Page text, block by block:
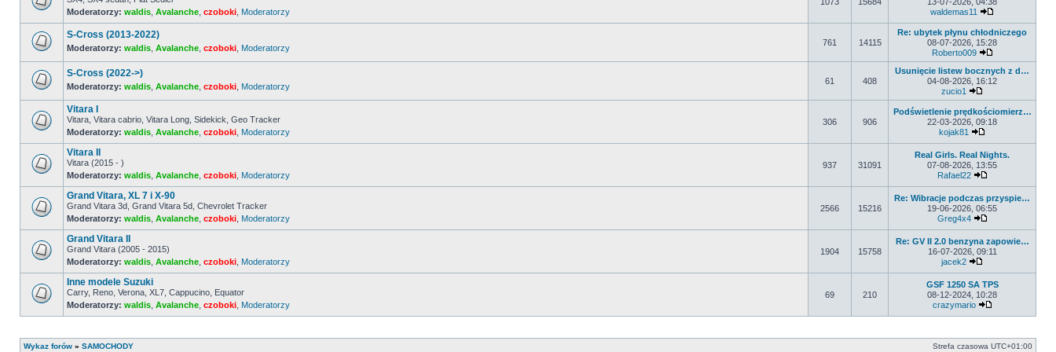
Nie
ma
nieprzeczytanych
postów
Moderatorzy: waldis Avalanche czoboki Moderatorzy
waldemas11
ma
nieprzeczytanych
S-Cross (2013-2022)
Moderatorzy: waldis Avalanche czoboki Moderatorzy
761 14115
Re: ubytek płynu chłodniczego
08-07-2026, 15:28
Roberto009
Wyświetl
ma
nieprzeczytanych
postów
S-Cross (2022->)
Moderatorzy: waldis Avalanche czoboki Moderatorzy
61 408
Usunięcie listew bocznych z d…
04-08-2026, 16:12
zucio1
Wyświetl
Nie
ma
nieprzeczytanych
postów
Vitara I
Vitara, Vitara cabrio, Vitara Long, Sidekick, Geo Tracker
Moderatorzy: waldis Avalanche czoboki Moderatorzy
306 906
Podświetlenie prędkościomierz…
22-03-2026, 09:18
kojak81
Nie
ma
nieprzeczytanych
postów
Vitara II
Vitara (2015 - )
Moderatorzy: waldis Avalanche czoboki Moderatorzy
937 31091
Real Girls. Real Nights.
07-08-2026, 13:55
Rafael22
Nie
ma
nieprzeczytanych
postów
Grand Vitara, XL 7 i X-90
Grand Vitara 3d, Grand Vitara 5d, Chevrolet Tracker
Moderatorzy: waldis Avalanche czoboki Moderatorzy
2566 15216
Re: Wibracje podczas przyspie…
19-06-2026, 06:55
Greg4x4
Nie
ma
nieprzeczytanych
postów
Grand Vitara II
Grand Vitara (2005 - 2015)
Moderatorzy: waldis Avalanche czoboki Moderatorzy
1904 15758
Re: GV II 2.0 benzyna zapowie…
16-07-2026, 09:11
jacek2
Nie
ma
Inne modele Suzuki
Carry, Reno, Verona, XL7, Cappucino, Equator
Moderatorzy: waldis Avalanche czoboki Moderatorzy
69 210
GSF 1250 SA TPS
08-12-2024, 10:28
crazymario
Wykaz forów » SAMOCHODY Strefa czasowa UTC+01:00